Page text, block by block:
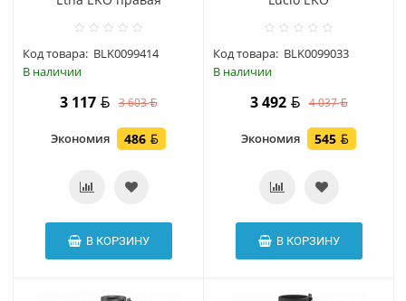
Код товара: BLK0099414
В наличии
3 117 3 603
Экономия 486
В КОРЗИНУ
Код товара: BLK0099033
В наличии
3 492 4 037
Экономия 545
В КОРЗИНУ